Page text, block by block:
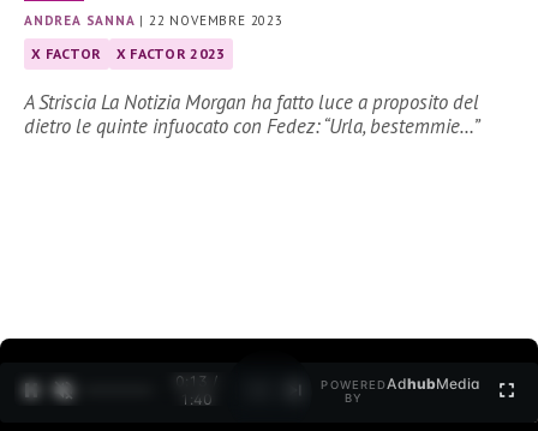
ANDREA SANNA |22 NOVEMBRE 2023
X FACTOR X FACTOR 2023
A Striscia La Notizia Morgan ha fatto luce a proposito del
dietro le quinte infuocato con Fedez: “Urla, bestemmie…”
0:14 /
1:40
POWERED
BY
AdhubMedia